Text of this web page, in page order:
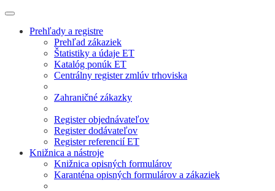
Prehľady a registre
Prehľad zákaziek
Štatistiky a údaje ET
Katalóg ponúk ET
Centrálny register zmlúv trhoviska
Zahraničné zákazky
Register objednávateľov
Register dodávateľov
Register referencií ET
Knižnica a nástroje
Knižnica opisných formulárov
Karanténa opisných formulárov a zákaziek